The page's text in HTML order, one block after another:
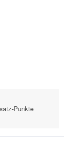
Punkte